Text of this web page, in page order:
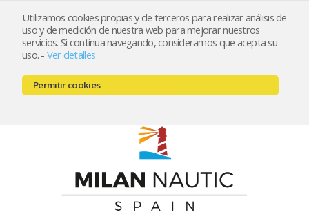
Utilizamos cookies propias y de terceros para realizar análisis de
uso y de medición de nuestra web para mejorar nuestros
servicios. Si continua navegando, consideramos que acepta su
uso. - Ver detalles
Permitir cookies
Registrarse Mi cuenta
666521122 // 654999333